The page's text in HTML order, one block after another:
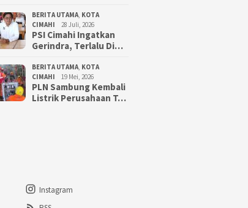
BERITA UTAMA, KOTA
CIMAHI
28 Juli, 2026
PSI Cimahi Ingatkan
Gerindra, Terlalu Di…
BERITA UTAMA, KOTA
CIMAHI
19 Mei, 2026
PLN Sambung Kembali
Listrik Perusahaan T…
Instagram